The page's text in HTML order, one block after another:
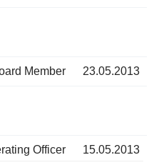
Member 23.05.2013
Officer
15.05.2013